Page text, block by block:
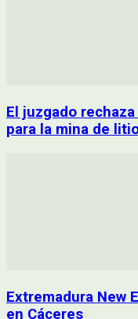
El juzgado
para la mina de
Extremadura New
en Cáceres